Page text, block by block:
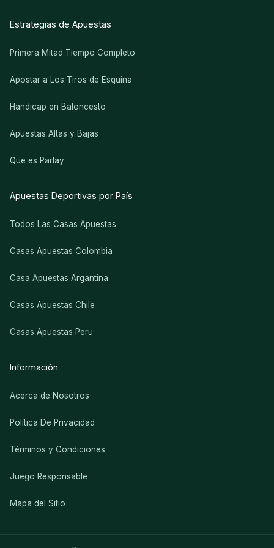
Estrategias de Apuestas
Primera Mitad Tiempo Completo
Apostar a Los Tiros de Esquina
Handicap en Baloncesto
Apuestas Altas y Bajas
Que es Parlay
Apuestas Deportivas por País
Todos Las Casas Apuestas
Casas Apuestas Colombia
Casa Apuestas Argantina
Casas Apuestas Chile
Casas Apuestas Peru
Información
Acerca de Nosotros
Política De Privacidad
Términos y Condiciones
Juego Responsable
Mapa del Sitio